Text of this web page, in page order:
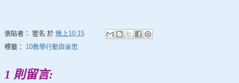
張貼者： 匿名 於 晚上10:15
標籤： 10教學行動與省思
1 則留言: